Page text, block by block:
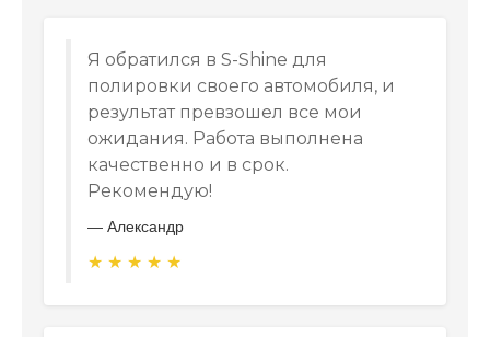
Я обратился в S-Shine для
полировки своего автомобиля, и
результат превзошел все мои
ожидания. Работа выполнена
качественно и в срок.
Рекомендую!
— Александр
★ ★ ★ ★ ★